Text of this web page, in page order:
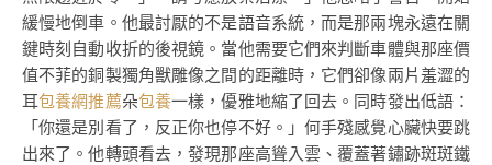
緩慢地倒車。他最討厭的不是語音系統，而是那兩塊永遠在關
鍵時刻自動收折的後視鏡。當他需要它們來判斷車體與那座價
值不菲的銅製獨角獸雕像之間的距離時，它們卻像兩片羞澀的
耳包養網推薦朵包養一樣，優雅地縮了回去。同時發出低語：
「你還是別看了，反正你也停不好。」何手殘感覺心臟快要跳
出來了。他轉頭看去，發現那座高聳入雲、覆蓋著鏽跡斑斑鐵